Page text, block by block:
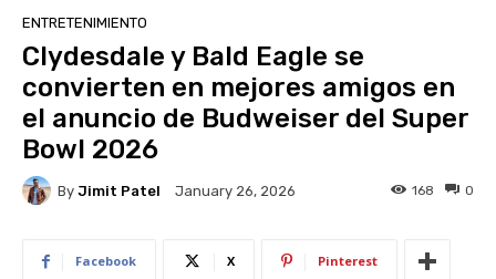
ENTRETENIMIENTO
Clydesdale y Bald Eagle se
convierten en mejores amigos en
el anuncio de Budweiser del Super
Bowl 2026
By Jimit Patel January 26, 2026 0
168
Facebook X Pinterest